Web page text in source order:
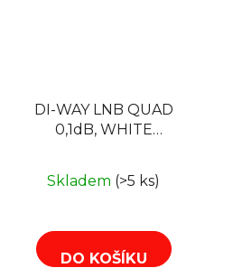
DI-WAY LNB QUAD
0,1dB, WHITE
Skladem (>5 ks)
DO KOŠÍKU